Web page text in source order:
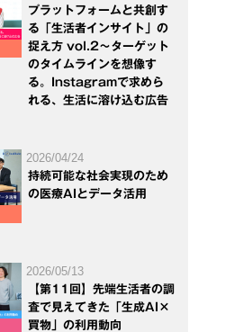
プラットフォームと共創す
る「生活者インサイト」の
捉え方 vol.2～ターゲット
のタイムラインを想像す
る。Instagramで求めら
れる、生活に溶け込む広告
2026/04/24
持続可能な社会実現のため
の医療AIとデータ活用
2026/05/13
【第11回】先端生活者の調
査で見えてきた「生成AI×
買物」の利用動向